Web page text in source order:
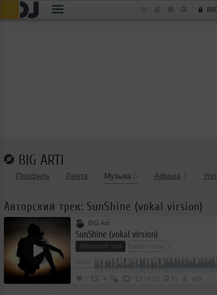
BIG ARTI
Профиль Лента Музыка Афиша
Авторский трек: SunShine (vokal virsion)
BiG Arti
SunShine (vokal virsion)
Авторский трек Deep House
7 04:25 53 </>